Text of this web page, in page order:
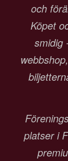
och
Köpet
smidig
platser i